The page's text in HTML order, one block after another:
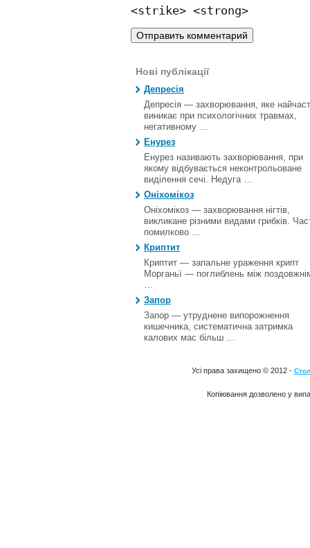
<strike> <strong>
Нові публікації
Депресія
Депресія — захворювання, яке
виникає при психологічних травмах,
негативному …
Енурез
Енурез називають захворювання, при
якому відбувається неконтрольоване
виділення сечі. Недуга …
Оніхомікоз
Оніхомікоз — захворювання нігтів,
викликане різними видами грибків.
помилково …
Криптит
Криптит — запальне ураження крипт
Морганьї — поглиблень між
…
Запор
Запор — утруднене випорожнення
кишечника, систематична затримка
калових мас більш …
Усі права захищено © 2012 -
Копіювання дозволено у